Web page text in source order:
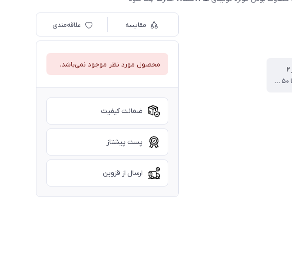
قد بلوز ۶۲ پهنا ۵۰ قد آستین ۵۴ قد شلوار ۹۰ سانت
مقایسه علاقه‌مندی
محصول مورد نظر موجود نمی‌باشد.
ضمانت کیفیت
پست پیشتاز
ارسال از قزوین